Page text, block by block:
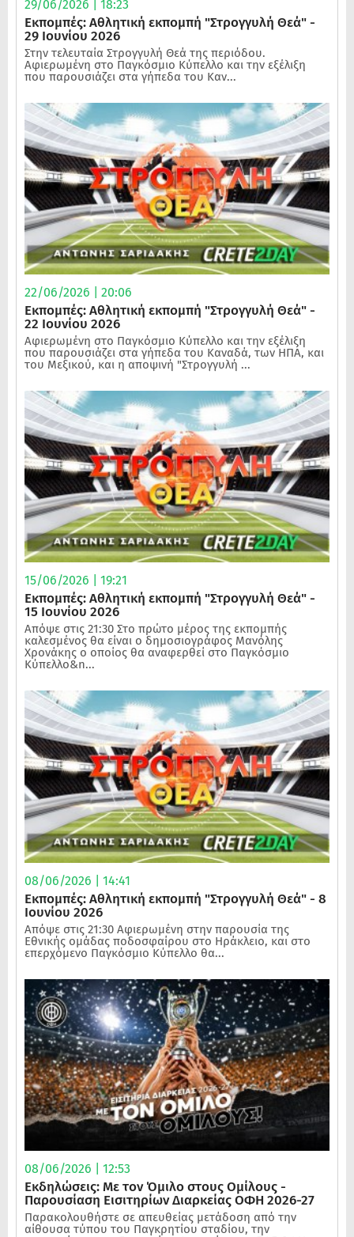
29/06/2026 | 18:23
Εκπομπές: Αθλητική εκπομπή "Στρογγυλή Θεά" -
29 Ιουνίου 2026
Στην τελευταία Στρογγυλή Θεά της περιόδου.
Αφιερωμένη στο Παγκόσμιο Κύπελλο και την εξέλιξη
που παρουσιάζει στα γήπεδα του Καν...
22/06/2026 | 20:06
Εκπομπές: Αθλητική εκπομπή "Στρογγυλή Θεά" -
22 Ιουνίου 2026
Αφιερωμένη στο Παγκόσμιο Κύπελλο και την εξέλιξη
που παρουσιάζει στα γήπεδα του Καναδά, των ΗΠΑ, και
του Μεξικού, και η αποψινή "Στρογγυλή ...
15/06/2026 | 19:21
Εκπομπές: Αθλητική εκπομπή "Στρογγυλή Θεά" -
15 Ιουνίου 2026
Απόψε στις 21:30 Στο πρώτο μέρος της εκπομπής
καλεσμένος θα είναι ο δημοσιογράφος Μανόλης
Χρονάκης ο οποίος θα αναφερθεί στο Παγκόσμιο
Κύπελλο&n...
08/06/2026 | 14:41
Εκπομπές: Αθλητική εκπομπή "Στρογγυλή Θεά" - 8
Ιουνίου 2026
Απόψε στις 21:30 Αφιερωμένη στην παρουσία της
Εθνικής ομάδας ποδοσφαίρου στο Ηράκλειο, και στο
επερχόμενο Παγκόσμιο Κύπελλο θα...
08/06/2026 | 12:53
Εκδηλώσεις: Με τον Όμιλο στους Ομίλους -
Παρουσίαση Εισιτηρίων Διαρκείας ΟΦΗ 2026-27
Παρακολουθήστε σε απευθείας μετάδοση από την
αίθουσα τύπου του Παγκρητίου σταδίου, την